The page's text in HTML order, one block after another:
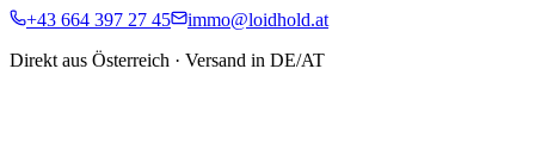
+43 664 397 27 45
immo@loidhold.at
Direkt aus Österreich · Versand in DE/AT